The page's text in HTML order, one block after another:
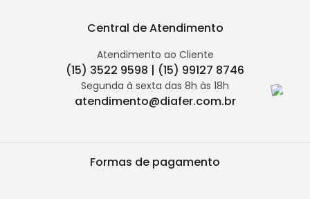
Central de Atendimento
Atendimento ao Cliente
(15) 3522 9598 | (15) 99127 8746
Segunda à sexta das 8h às 18h
atendimento@diafer.com.br
Formas de pagamento